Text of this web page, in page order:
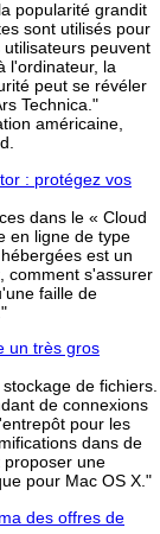
popularité grandit
sont utilisés pour
peuvent
l'ordinateur, la
peut se révéler
Technica."
américaine,
: protégez vos
dans le « Cloud
en ligne de type
est un
comment s'assurer
faille de
un très gros
de fichiers.
de connexions
pour les
dans de
proposer une
pour Mac OS X."
des offres de